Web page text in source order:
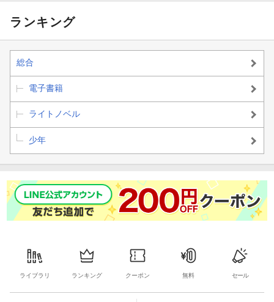
ランキング
総合
電子書籍
ライトノベル
少年
ライブラリ ランキング クーポン 無料 セール